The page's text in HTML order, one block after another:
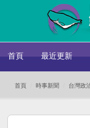
首頁 最近更新
首頁 時事新聞 台灣政